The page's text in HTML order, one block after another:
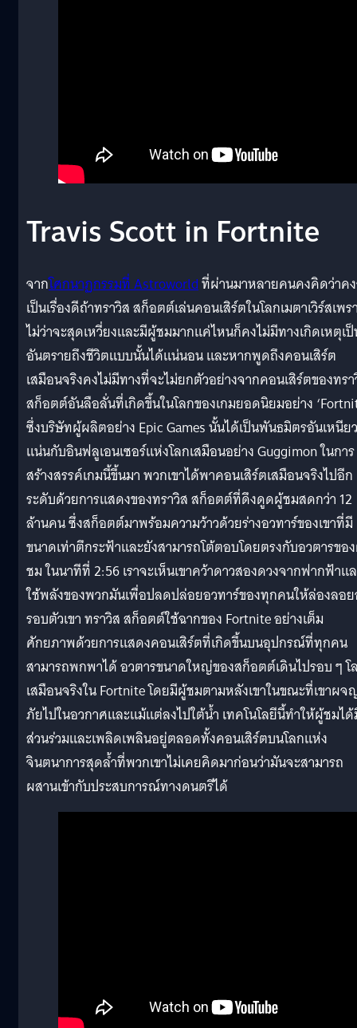
Travis Scott in Fortnite
จากโศกนาฏกรรมที่ Astroworldที่ผ่านมาหลายคนคงคิดว่าค
เป็นเรื่องดีถ้าทราวิส สก็อตต์เล่นคอนเสิร์ตในโลกเมตาเวิร์สเพร
ไม่ว่าจะสุดเหวี่ยงและมีผู้ชมมากแค่ไหนก็คงไม่มีทางเกิดเหตุเ
อันตรายถึงชีวิตแบบนั้นได้แน่นอน และหากพูดถึงคอนเสิร์ต
เสมือนจริงคงไม่มีทางที่จะไม่ยกตัวอย่างจากคอนเสิร์ตของทร
สก็อตต์อันลือลั่นที่เกิดขึ้นในโลกของเกมยอดนิยมอย่าง
ซึ่งบริษัทผู้ผลิตอย่าง Epic Games นั้นได้เป็นพันธมิตรอันเหนียว
แน่นกับอินฟลูเอนเซอร์แห่งโลกเสมือนอย่าง Guggimon ในการ
สร้างสรรค์เกมนี้ขึ้นมา พวกเขาได้พาคอนเสิร์ตเสมือนจริงไปอีก
ระดับด้วยการแสดงของทราวิส สก็อตต์ที่ดึงดูดผู้ชมสดกว่า 12
ล้านคน ซึ่งสก็อตต์มาพร้อมความว้าวด้วยร่างอวทาร์ของเขาที่มี
ขนาดเท่าตึกระฟ้าและยังสามารถโต้ตอบโดยตรงกับอวตารขอ
ชม ในนาทีที่ 2:56 เราจะเห็นเขาคว้าดาวสองดวงจากฟากฟ้าแ
ใช้พลังของพวกมันเพื่อปลดปล่อยอวทาร์ของทุกคนให้ล่องลอ
รอบตัวเขา ทราวิส สก็อตต์ใช้ฉากของ Fortnite อย่างเต็ม
ศักยภาพด้วยการแสดงคอนเสิร์ตที่เกิดขึ้นบนอุปกรณ์ที่ทุกคน
สามารถพกพาได้ อวตารขนาดใหญ่ของสก็อตต์เดินไปรอบ ๆ โ
เสมือนจริงใน Fortnite โดยมีผู้ชมตามหลังเขาในขณะที่เขาผจ
ภัยไปในอวกาศและแม้แต่ลงไปใต้น้ำ เทคโนโลยีนี้ทำให้ผู้ชมไ
ส่วนร่วมและเพลิดเพลินอยู่ตลอดทั้งคอนเสิร์ตบนโลกแห่ง
จินตนาการสุดล้ำที่พวกเขาไม่เคยคิดมาก่อนว่ามันจะสามารถ
ผสานเข้ากับประสบการณ์ทางดนตรีได้